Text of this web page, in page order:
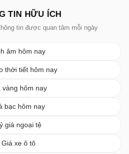
TIN HỮU ÍCH
tin được quan tâm mỗi ngày
âm hôm nay
thời tiết hôm nay
vàng hôm nay
bạc hôm nay
giá ngoại tệ
Giá xe ô tô